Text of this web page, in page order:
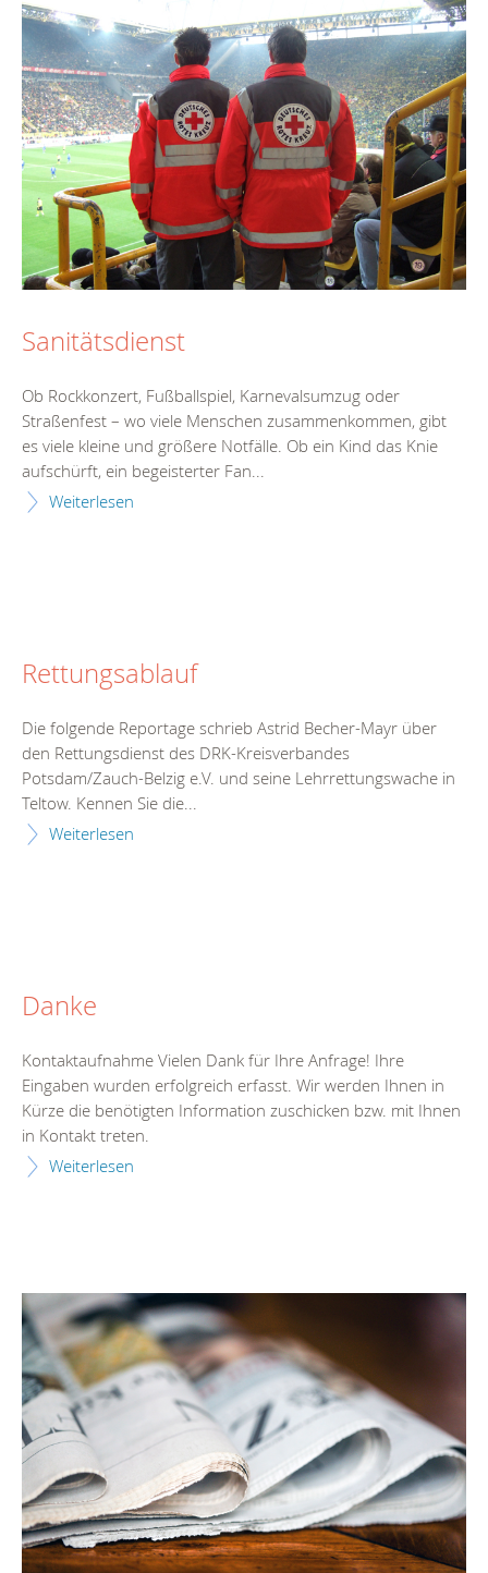
Sanitätsdienst
Ob Rockkonzert, Fußballspiel, Karnevalsumzug oder
Straßenfest – wo viele Menschen zusammenkommen, gibt
es viele kleine und größere Notfälle. Ob ein Kind das Knie
aufschürft, ein begeisterter Fan...
Weiterlesen
Rettungsablauf
Die folgende Reportage schrieb Astrid Becher-Mayr über
den Rettungsdienst des DRK-Kreisverbandes
Potsdam/Zauch-Belzig e.V. und seine Lehrrettungswache in
Teltow. Kennen Sie die...
Weiterlesen
Danke
Kontaktaufnahme Vielen Dank für Ihre Anfrage! Ihre
Eingaben wurden erfolgreich erfasst. Wir werden Ihnen in
Kürze die benötigten Information zuschicken bzw. mit Ihnen
in Kontakt treten.
Weiterlesen